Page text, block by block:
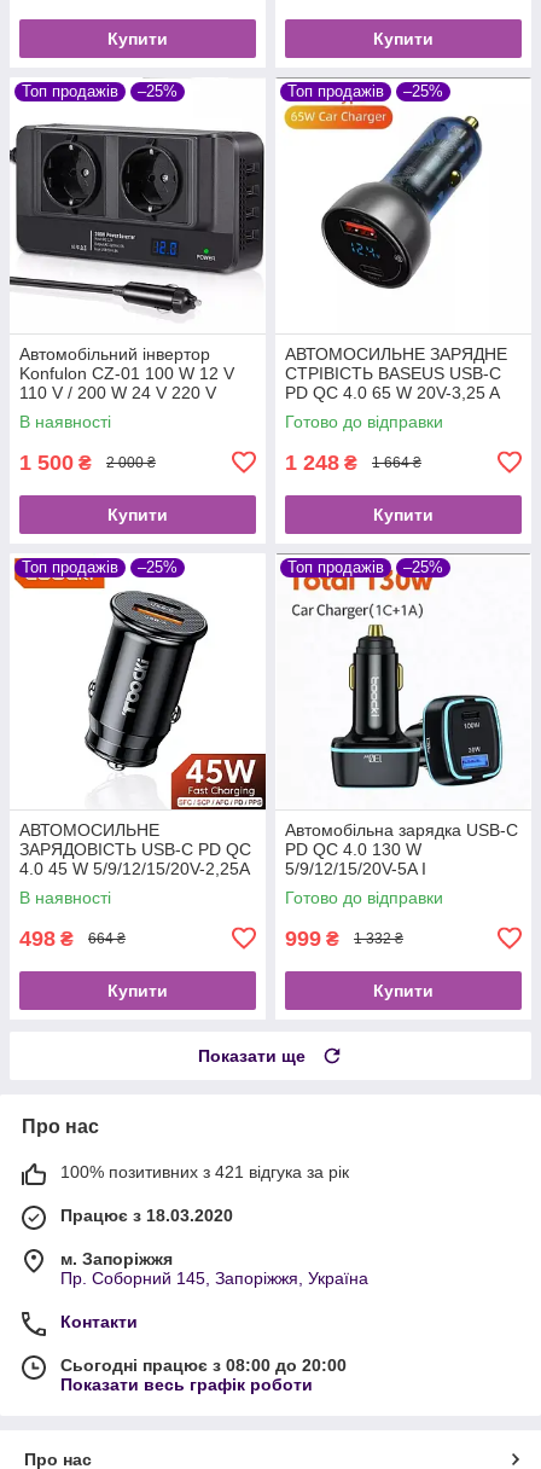
Купити Купити
Топ продажів –25%
Автомобільний інвертор
Konfulon CZ-01 100 W 12 V
110 V / 200 W 24 V 220 V
В наявності
1 500 ₴ 2 000 ₴
Купити
Топ продажів –25%
АВТОМОСИЛЬНЕ ЗАРЯДНЕ
СТРІВІСТЬ BASEUS USB-C
PD QC 4.0 65 W 20V-3,25 A
ДЛЯ НОУТБУКІВ
Готово до відправки
1 248 ₴ 1 664 ₴
Купити
Топ продажів –25%
АВТОМОСИЛЬНЕ
ЗАРЯДОВІСТЬ USB-C PD QC
4.0 45 W 5/9/12/15/20V-2,25A
І АНОУТБУКОВ
В наявності
498 ₴ 664 ₴
Купити
Топ продажів –25%
Автомобільна зарядка USB-C
PD QC 4.0 130 W
5/9/12/15/20V-5A І
НОУТБУКІВ
Готово до відправки
999 ₴ 1 332 ₴
Купити
Показати ще
Про нас
100% позитивних з 421 відгука за рік
Працює з 18.03.2020
м. Запоріжжя
Пр. Соборний 145, Запоріжжя, Україна
Контакти
Сьогодні працює з 08:00 до 20:00
Показати весь графік роботи
Про нас